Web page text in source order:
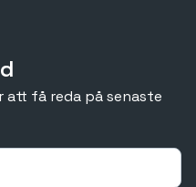
få reda på senaste